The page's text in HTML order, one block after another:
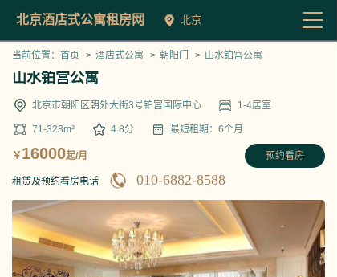
北京酒店式公寓租房网 北京
当前位置： 首页 > 酒店式公寓 > 朝阳门 > 山水铂宫公寓
山水铂宫公寓
北京市朝阳区朝外大街3号铂宫国际中心 1-4居室
71-323m² 4.8分 最短租期： 6个月
￥ 16000起/月
租赁及预约看房电话 010-6882-8588
预约看房